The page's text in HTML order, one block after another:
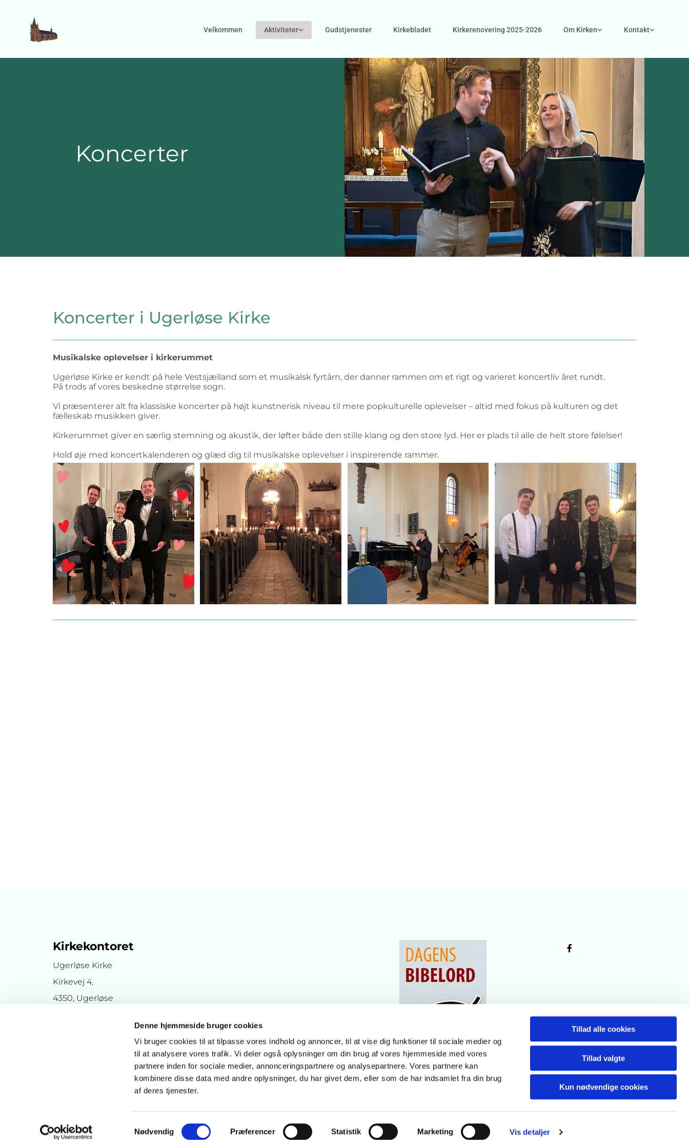
Denne hjemmeside bruger cookies
Vi bruger cookies til at tilpasse vores indhold og annoncer, til at vise dig funktioner til sociale medier og
til at analysere vores trafik. Vi deler også oplysninger om din brug af vores hjemmeside med vores
partnere inden for sociale medier, annonceringspartnere og analysepartnere. Vores partnere kan
kombinere disse data med andre oplysninger, du har givet dem, eller som de har indsamlet fra din brug
af deres tjenester.
Samtykkevalg
Nødvendig Præferencer Statistik Marketing Vis detaljer
Tillad alle cookies
Tillad valgte
Kun nødvendige cookies
Velkommen Aktiviteter Gudstjenester Kirkebladet Kirkerenovering 2025-2026 Om Kirken Kontakt
Koncerter
Koncerter i Ugerløse Kirke
Musikalske oplevelser i kirkerummet
Ugerløse Kirke er kendt på hele Vestsjælland som et musikalsk fyrtårn, der danner rammen om et rigt og varieret koncertliv året rundt.
På trods af vores beskedne størrelse sogn.
Vi præsenterer alt fra klassiske koncerter på højt kunstnerisk niveau til mere popkulturelle oplevelser – altid med fokus på kulturen og det
fælleskab musikken giver.
Kirkerummet giver en særlig stemning og akustik, der løfter både den stille klang og den store lyd. Her er plads til alle de helt store følelser!
Hold øje med koncertkalenderen og glæd dig til musikalske oplevelser i inspirerende rammer.
Kirkekontoret
Ugerløse Kirke
Kirkevej 4,
4350, Ugerløse
Privatlivspolitik Log på ChurchDesk